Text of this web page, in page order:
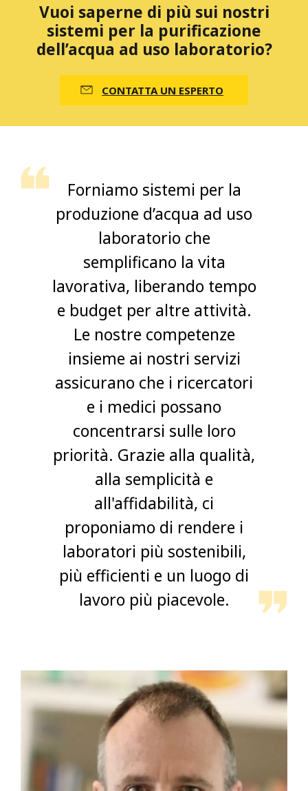
Vuoi saperne di più sui nostri
sistemi per la purificazione
dell’acqua ad uso laboratorio?
CONTATTA UN ESPERTO
Forniamo sistemi per la
produzione d’acqua ad uso
laboratorio che
semplificano la vita
lavorativa, liberando tempo
e budget per altre attività.
Le nostre competenze
insieme ai nostri servizi
assicurano che i ricercatori
e i medici possano
concentrarsi sulle loro
priorità. Grazie alla qualità,
alla semplicità e
all'affidabilità, ci
proponiamo di rendere i
laboratori più sostenibili,
più efficienti e un luogo di
lavoro più piacevole.